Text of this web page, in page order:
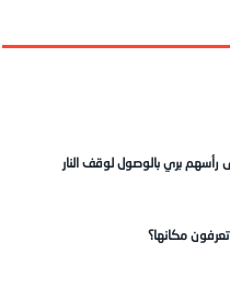
رأسهم بري بالوصول لوقف النار